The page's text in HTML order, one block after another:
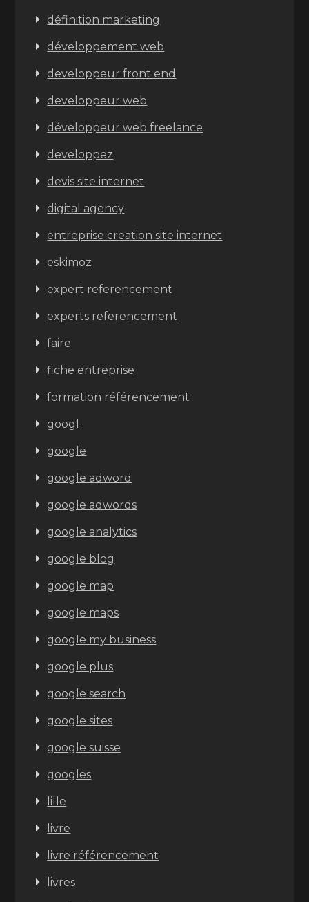
définition marketing
développement web
developpeur front end
developpeur web
développeur web freelance
developpez
devis site internet
digital agency
entreprise creation site internet
eskimoz
expert referencement
experts referencement
faire
fiche entreprise
formation référencement
googl
google
google adword
google adwords
google analytics
google blog
google map
google maps
google my business
google plus
google search
google sites
google suisse
googles
lille
livre
livre référencement
livres